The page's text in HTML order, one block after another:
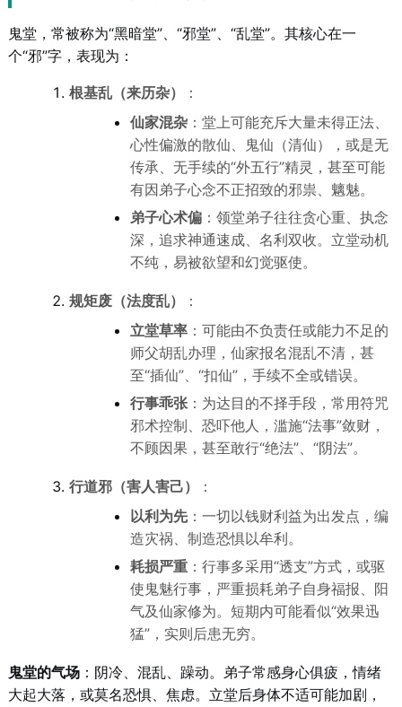
鬼堂，常被称为“黑暗堂”、“邪堂”、“乱堂”。其核心在一
个“邪”字，表现为：
根基乱（来历杂）
：
仙家混杂：堂上可能充斥大量未得正法、
心性偏激的散仙、鬼仙（清仙），或是无
传承、无手续的“外五行”精灵，甚至可能
有因弟子心念不正招致的邪祟、魑魅。
弟子心术偏：领堂弟子往往贪心重、执念
深，追求神通速成、名利双收。立堂动机
不纯，易被欲望和幻觉驱使。
规矩废（法度乱）
：
立堂草率：可能由不负责任或能力不足的
师父胡乱办理，仙家报名混乱不清，甚
至“插仙”、“扣仙”，手续不全或错误。
行事乖张：为达目的不择手段，常用符咒
邪术控制、恐吓他人，滥施“法事”敛财，
不顾因果，甚至敢行“绝法”、“阴法”。
行道邪（害人害己）
：
以利为先：一切以钱财利益为出发点，编
造灾祸、制造恐惧以牟利。
耗损严重：行事多采用“透支”方式，或驱
使鬼魅行事，严重损耗弟子自身福报、阳
气及仙家修为。短期内可能看似“效果迅
猛”，实则后患无穷。
鬼堂的气场：阴冷、混乱、躁动。弟子常感身心俱疲，情绪
大起大落，或莫名恐惧、焦虑。立堂后身体不适可能加剧，